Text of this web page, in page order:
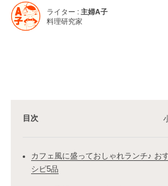
ライター :主婦A子
料理研究家
目次
カフェ風に盛っておしゃれランチ♪ お
シピ5品